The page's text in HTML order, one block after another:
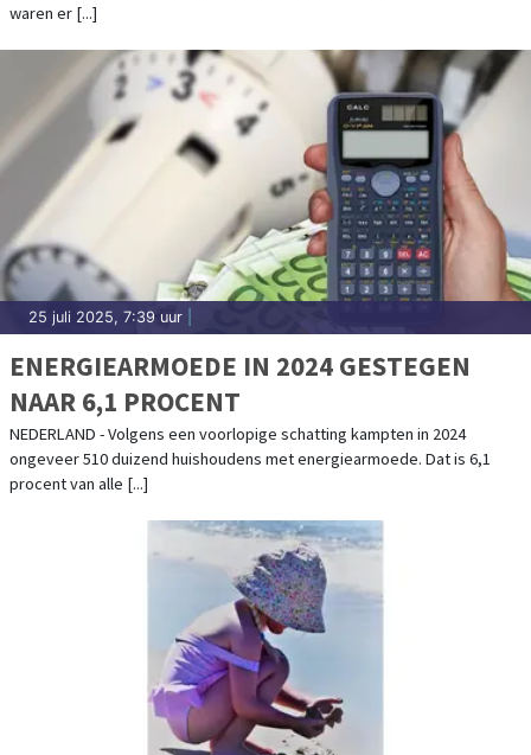
waren er [...]
25 juli 2025, 7:39 uur
ENERGIEARMOEDE IN 2024 GESTEGEN
NAAR 6,1 PROCENT
NEDERLAND - Volgens een voorlopige schatting kampten in 2024
ongeveer 510 duizend huishoudens met energiearmoede. Dat is 6,1
procent van alle [...]